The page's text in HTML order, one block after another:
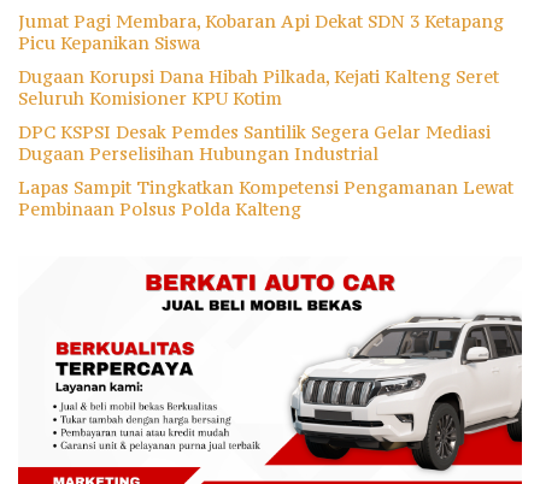
Jumat Pagi Membara, Kobaran Api Dekat SDN 3 Ketapang
Picu Kepanikan Siswa
Dugaan Korupsi Dana Hibah Pilkada, Kejati Kalteng Seret
Seluruh Komisioner KPU Kotim
DPC KSPSI Desak Pemdes Santilik Segera Gelar Mediasi
Dugaan Perselisihan Hubungan Industrial
Lapas Sampit Tingkatkan Kompetensi Pengamanan Lewat
Pembinaan Polsus Polda Kalteng